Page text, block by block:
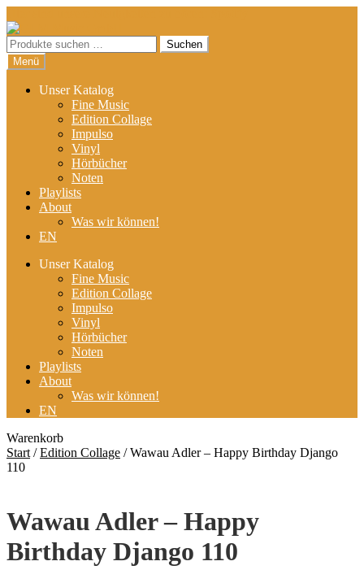
Zur
Navigation
springen
Zum
Inhalt
springen
Suchen
nach:
Suchen
Menü
Unser Katalog
Fine Music
Edition Collage
Impulso
Vinyl
Hörbücher
Noten
Playlists
About
Was wir können!
EN
Unser Katalog
Fine Music
Edition Collage
Impulso
Vinyl
Hörbücher
Noten
Playlists
About
Was wir können!
EN
Warenkorb
Start /Edition Collage /Wawau Adler – Happy Birthday Django
110
Wawau Adler – Happy
Birthday Django 110